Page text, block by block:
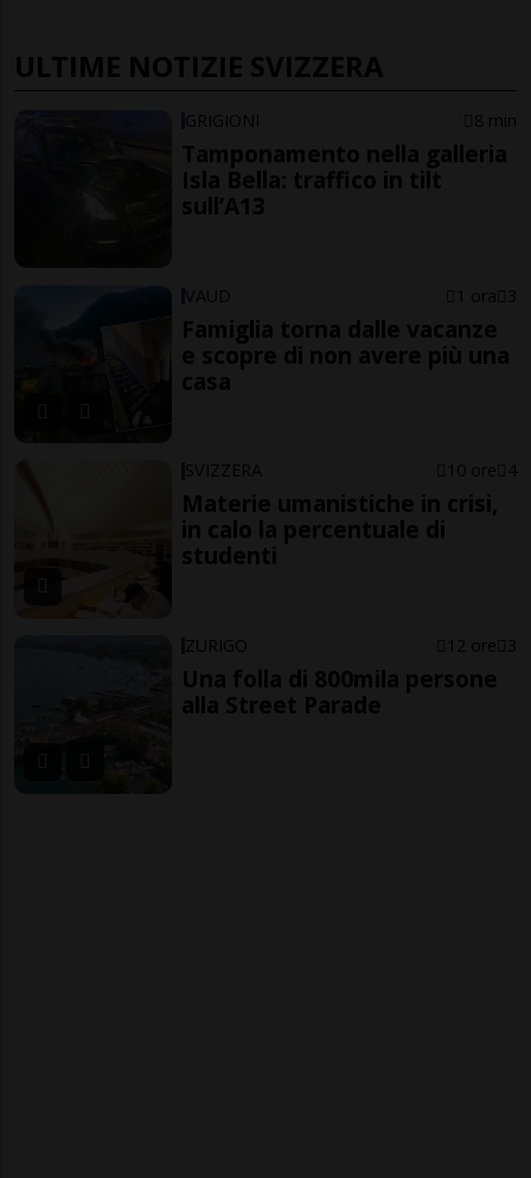
ULTIME NOTIZIE SVIZZERA
GRIGIONI 8 min
Tamponamento nella galleria
Isla Bella: traffico in tilt
sull’A13
VAUD 1 ora 3
Famiglia torna dalle vacanze
e scopre di non avere più una
casa
SVIZZERA 10 ore 4
Materie umanistiche in crisi,
in calo la percentuale di
studenti
ZURIGO 12 ore 3
Una folla di 800mila persone
alla Street Parade